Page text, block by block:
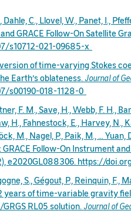
Dahle, C., Llovel, W., Panet, I.,
GRACE Follow-On Satellite
s10712-021-09685-x
of time-varying Stokes
Earth’s oblateness. Journal of
s00190-018-1128-0
F. M., Save, H., Webb, F. H.,
H., Fahnestock, E., Harvey, N.,
M., Nagel, P., Paik, M., …
GRACE Follow-On Instrument
e2020GL088306. https://
S., Gégout, P., Reinquin, F.,
years of time-variable gravity
GRGS RL05 solution. Journal of